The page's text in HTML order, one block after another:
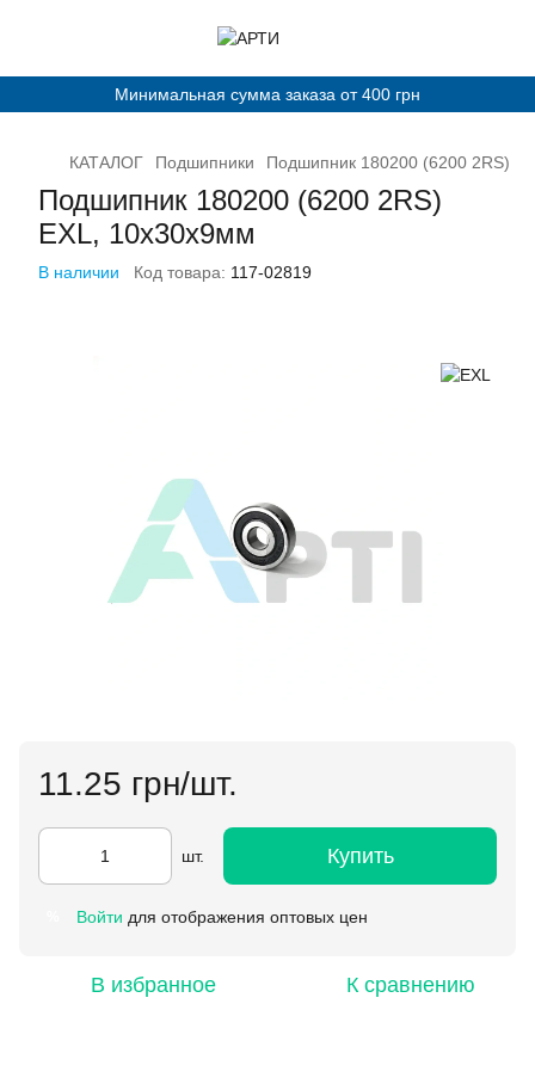
Минимальная сумма заказа от 400 грн
КАТАЛОГ Подшипники Подшипник 180200 (6200 2RS)
Подшипник 180200 (6200 2RS)
EXL, 10х30х9мм
В наличии Код товара: 117-02819
11.25 грн/шт.
шт. Купить
Войти для отображения оптовых цен
В избранное К сравнению